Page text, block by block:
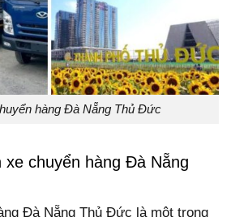
hàng Đà Nẵng Thủ Đức
chuyển hàng Đà Nẵng
Đà Nẵng Thủ Đức là một trong